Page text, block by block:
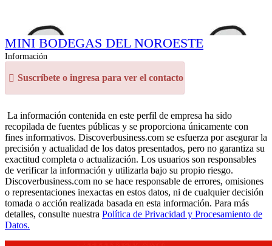
MINI BODEGAS DEL NOROESTE
Información
Suscríbete o ingresa para ver el contacto
La información contenida en este perfil de empresa ha sido
recopilada de fuentes públicas y se proporciona únicamente con
fines informativos. Discoverbusiness.com se esfuerza por asegurar la
precisión y actualidad de los datos presentados, pero no garantiza su
exactitud completa o actualización. Los usuarios son responsables
de verificar la información y utilizarla bajo su propio riesgo.
Discoverbusiness.com no se hace responsable de errores, omisiones
o representaciones inexactas en estos datos, ni de cualquier decisión
tomada o acción realizada basada en esta información. Para más
detalles, consulte nuestra Política de Privacidad y Procesamiento de
Datos.